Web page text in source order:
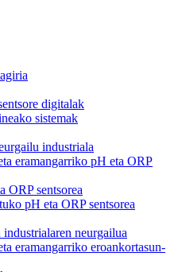
digitalak
sistemak
industriala
eramangarriko pH eta ORP
ORP sentsorea
pH eta ORP sentsorea
neurgailua
eramangarriko eroankortasun-